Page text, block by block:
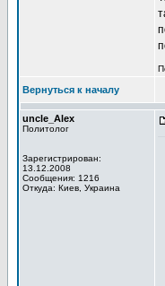
Вернуться к началу
uncle_Alex
Политолог
Зарегистрирован:
13.12.2008
Сообщения: 1216
Откуда: Киев, Украина